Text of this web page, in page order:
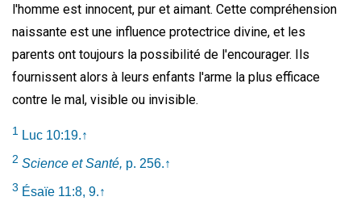
l'homme est innocent, pur et aimant. Cette compréhension
naissante est une influence protectrice divine, et les
parents ont toujours la possibilité de l'encourager. Ils
fournissent alors à leurs enfants l'arme la plus efficace
contre le mal, visible ou invisible.
1 Luc 10:19.↑
2 Science et Santé, p. 256.↑
3 Ésaïe 11:8, 9.↑